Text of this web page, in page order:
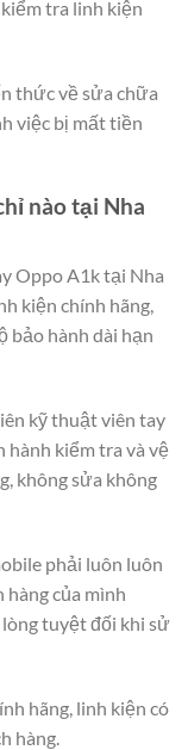
tra linh kiện
thức về sửa chữa
việc bị mất tiền
nào tại Nha
Oppo A1k tại Nha
kiện chính hãng,
bảo hành dài hạn
kỹ thuật viên tay
hành kiểm tra và vệ
không sửa không
phải luôn luôn
hàng của mình
tuyệt đối khi sử
hãng, linh kiện có
hàng.